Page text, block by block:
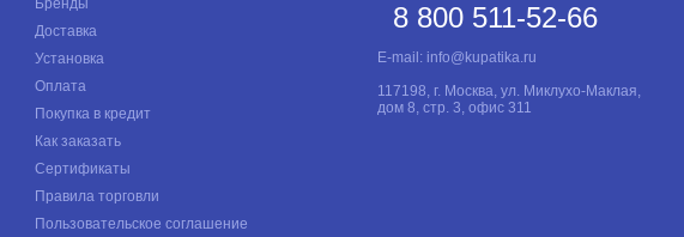
Бренды
Доставка
Установка
Оплата
Покупка в кредит
Как заказать
Сертификаты
Правила торговли
Пользовательское соглашение
8 800 511-52-66
E-mail: info@kupatika.ru
117198, г. Москва, ул. Миклухо-Маклая,
дом 8, стр. 3, офис 311